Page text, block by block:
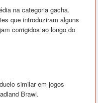
na categoria gacha.
que introduziram alguns
corrigidos ao longo do
similar em jogos
Brawl.